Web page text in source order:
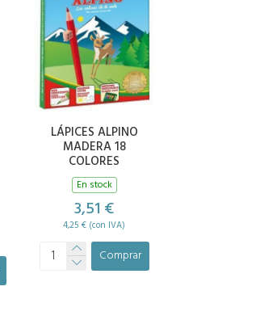
LÁPICES ALPINO
MADERA 18
COLORES
En stock
3,51 €
4,25 € (con IVA)
Comprar